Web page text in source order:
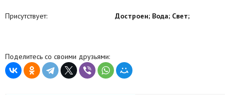
Присутствует: Достроен; Вода; Свет;
Поделитесь со своими друзьями: